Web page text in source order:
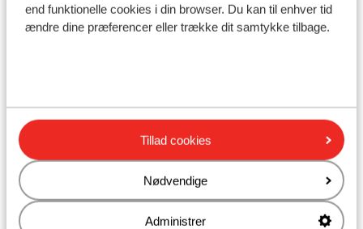
end funktionelle cookies i din browser. Du kan til enhver tid
ændre dine præferencer eller trække dit samtykke tilbage.
Tillad cookies
Nødvendige
Administrer
Liftkort/skileje/undervisning
Undervisning
Andre overnatningssteder i Val Cenis